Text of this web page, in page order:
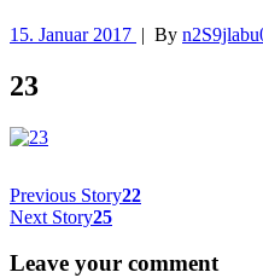
15. Januar 2017 | By
23
Previous Story22
Next Story25
Leave your comment